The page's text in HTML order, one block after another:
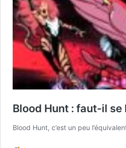
Blood Hunt : faut-il
Blood Hunt, c’est un peu